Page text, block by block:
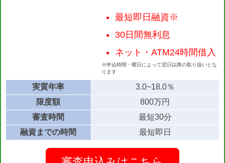
最短即日融資※
30日間無利息
ネット・ATM24時間借入
※申込時間・曜日によって翌日以降の取り扱いとな
ります
実質年率
3.0~18.0％
限度額
800万円
審査時間
最短30分
融資までの時間
最短即日